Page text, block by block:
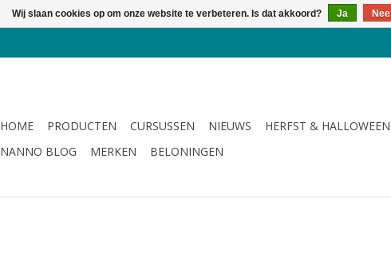
HOME PRODUCTEN CURSUSSEN NIEUWS HERFST & HALLOWEEN
NANNO BLOG
MERKEN BELONINGEN
Wij slaan cookies op om onze website te verbeteren. Is dat akkoord? Ja Nee